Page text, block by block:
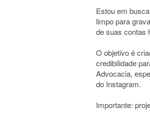
Estou em
limpo para
de suas contas
O objetivo é
credibilidade
Advocacia,
do Instagram.
Importante: